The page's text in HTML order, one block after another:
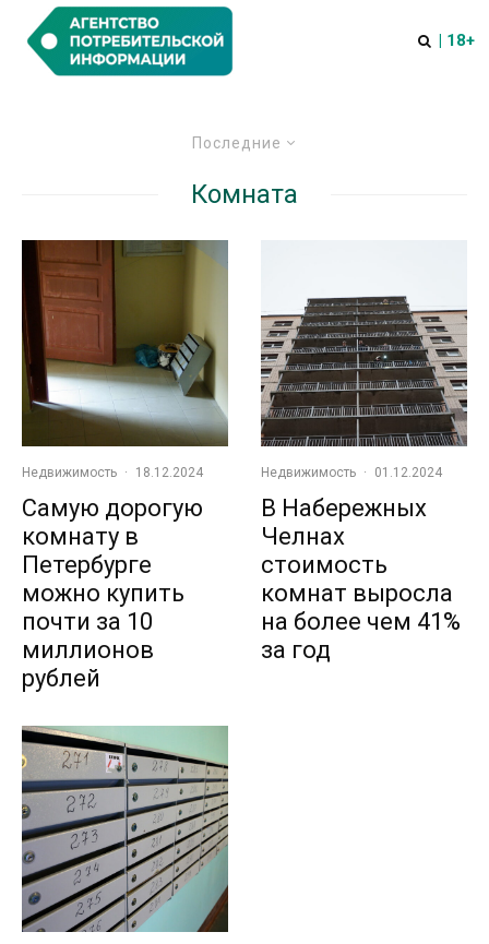
| 18+
Последние
Комната
Недвижимость · 18.12.2024
Самую дорогую
комнату в
Петербурге
можно купить
почти за 10
миллионов
рублей
Недвижимость · 01.12.2024
В Набережных
Челнах
стоимость
комнат выросла
на более чем 41%
за год